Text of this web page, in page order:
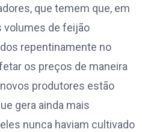
que temem que, em
volumes de feijão
repentinamente no
os preços de maneira
produtores estão
gera ainda mais
nunca haviam cultivado